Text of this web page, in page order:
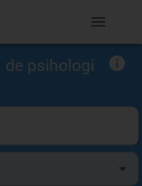
de psihologi